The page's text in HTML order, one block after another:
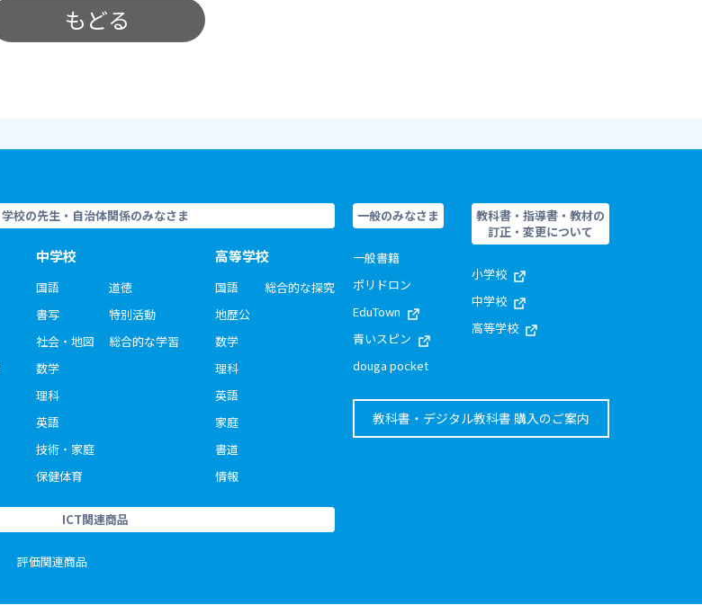
もどる
学校の先生・自治体関係のみなさま
中学校
国語
書写
社会・地図
数学
理科
英語
技術・家庭
保健体育
道徳
特別活動
総合的な学習
高等学校
国語
地歴公
数学
理科
英語
家庭
書道
情報
総合的な探究
ICT関連商品
評価関連商品
一般のみなさま
一般書籍
ポリドロン
EduTown
青いスピン
douga pocket
教科書・指導書・教材の
訂正・変更について
小学校
中学校
高等学校
教科書・デジタル教科書 購入のご案内